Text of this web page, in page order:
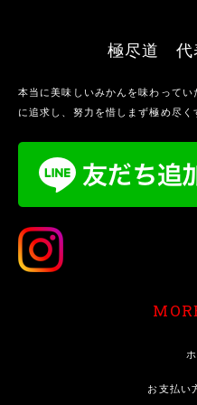
極尽道 代
本当に美味しいみかんを味わって
に追求し、努力を惜しまず極め尽く
お支払い